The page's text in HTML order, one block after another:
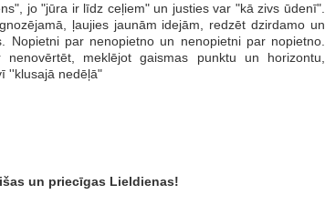
jo "jūra ir līdz ceļiem" un justies var "kā zivs ūdenī".
ļaujies jaunām idejām, redzēt dzirdamo un
Nopietni par nenopietno un nenopietni par nopietno.
meklējot gaismas punktu un horizontu,
''klusajā nedēļā"
un priecīgas Lieldienas!